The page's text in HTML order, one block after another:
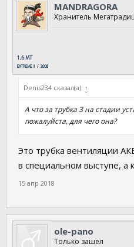
MANDRAGORA
Хранитель
Denis234 сказал(а): ↑
А что за трубка 3 на стадии
пожалуйста, для чего она?
Это трубка вентиляции
в специальном выступе, а
15 апр 2018
ole-pano
Только зашел